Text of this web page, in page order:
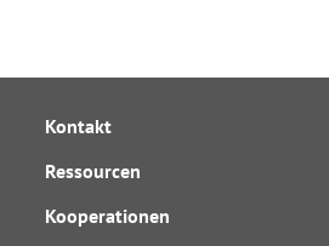
Kontakt
Ressourcen
Kooperationen